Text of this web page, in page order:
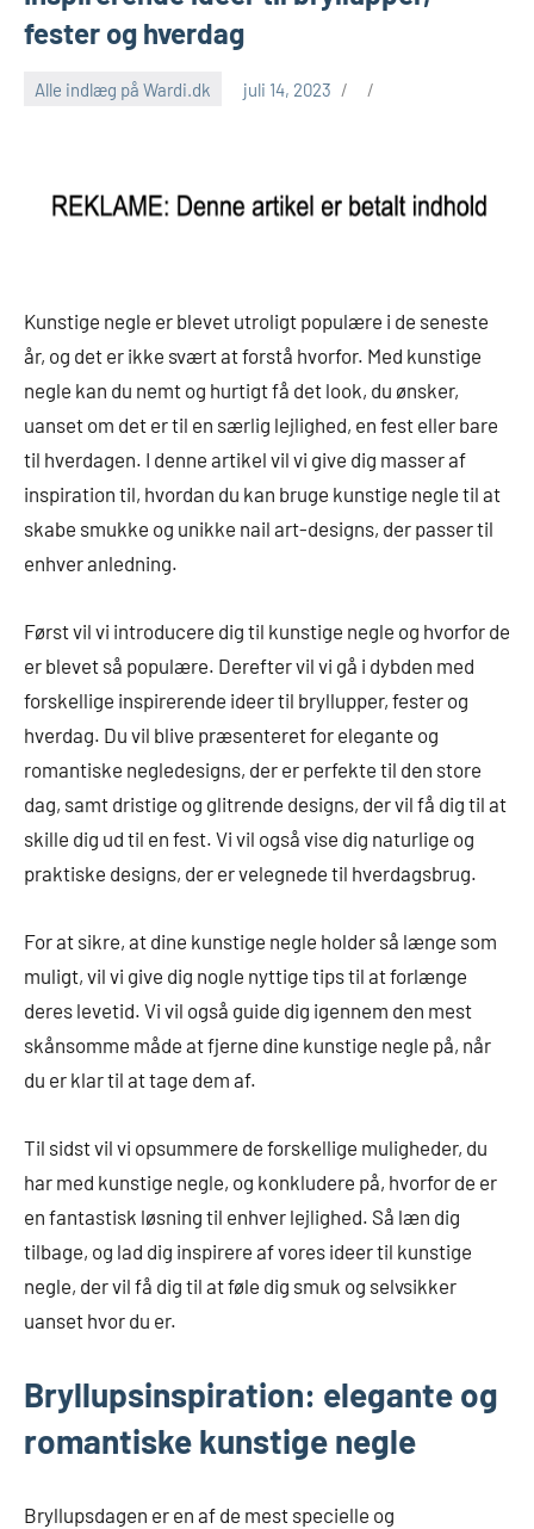
fester og hverdag
Alle indlæg på Wardi.dk juli 14, 2023
Kunstige negle er blevet utroligt populære i de seneste
år, og det er ikke svært at forstå hvorfor. Med kunstige
negle kan du nemt og hurtigt få det look, du ønsker,
uanset om det er til en særlig lejlighed, en fest eller bare
til hverdagen. I denne artikel vil vi give dig masser af
inspiration til, hvordan du kan bruge kunstige negle til at
skabe smukke og unikke nail art-designs, der passer til
enhver anledning.
Først vil vi introducere dig til kunstige negle og hvorfor de
er blevet så populære. Derefter vil vi gå i dybden med
forskellige inspirerende ideer til bryllupper, fester og
hverdag. Du vil blive præsenteret for elegante og
romantiske negledesigns, der er perfekte til den store
dag, samt dristige og glitrende designs, der vil få dig til at
skille dig ud til en fest. Vi vil også vise dig naturlige og
praktiske designs, der er velegnede til hverdagsbrug.
For at sikre, at dine kunstige negle holder så længe som
muligt, vil vi give dig nogle nyttige tips til at forlænge
deres levetid. Vi vil også guide dig igennem den mest
skånsomme måde at fjerne dine kunstige negle på, når
du er klar til at tage dem af.
Til sidst vil vi opsummere de forskellige muligheder, du
har med kunstige negle, og konkludere på, hvorfor de er
en fantastisk løsning til enhver lejlighed. Så læn dig
tilbage, og lad dig inspirere af vores ideer til kunstige
negle, der vil få dig til at føle dig smuk og selvsikker
uanset hvor du er.
Bryllupsinspiration: elegante og
romantiske kunstige negle
Bryllupsdagen er en af de mest specielle og